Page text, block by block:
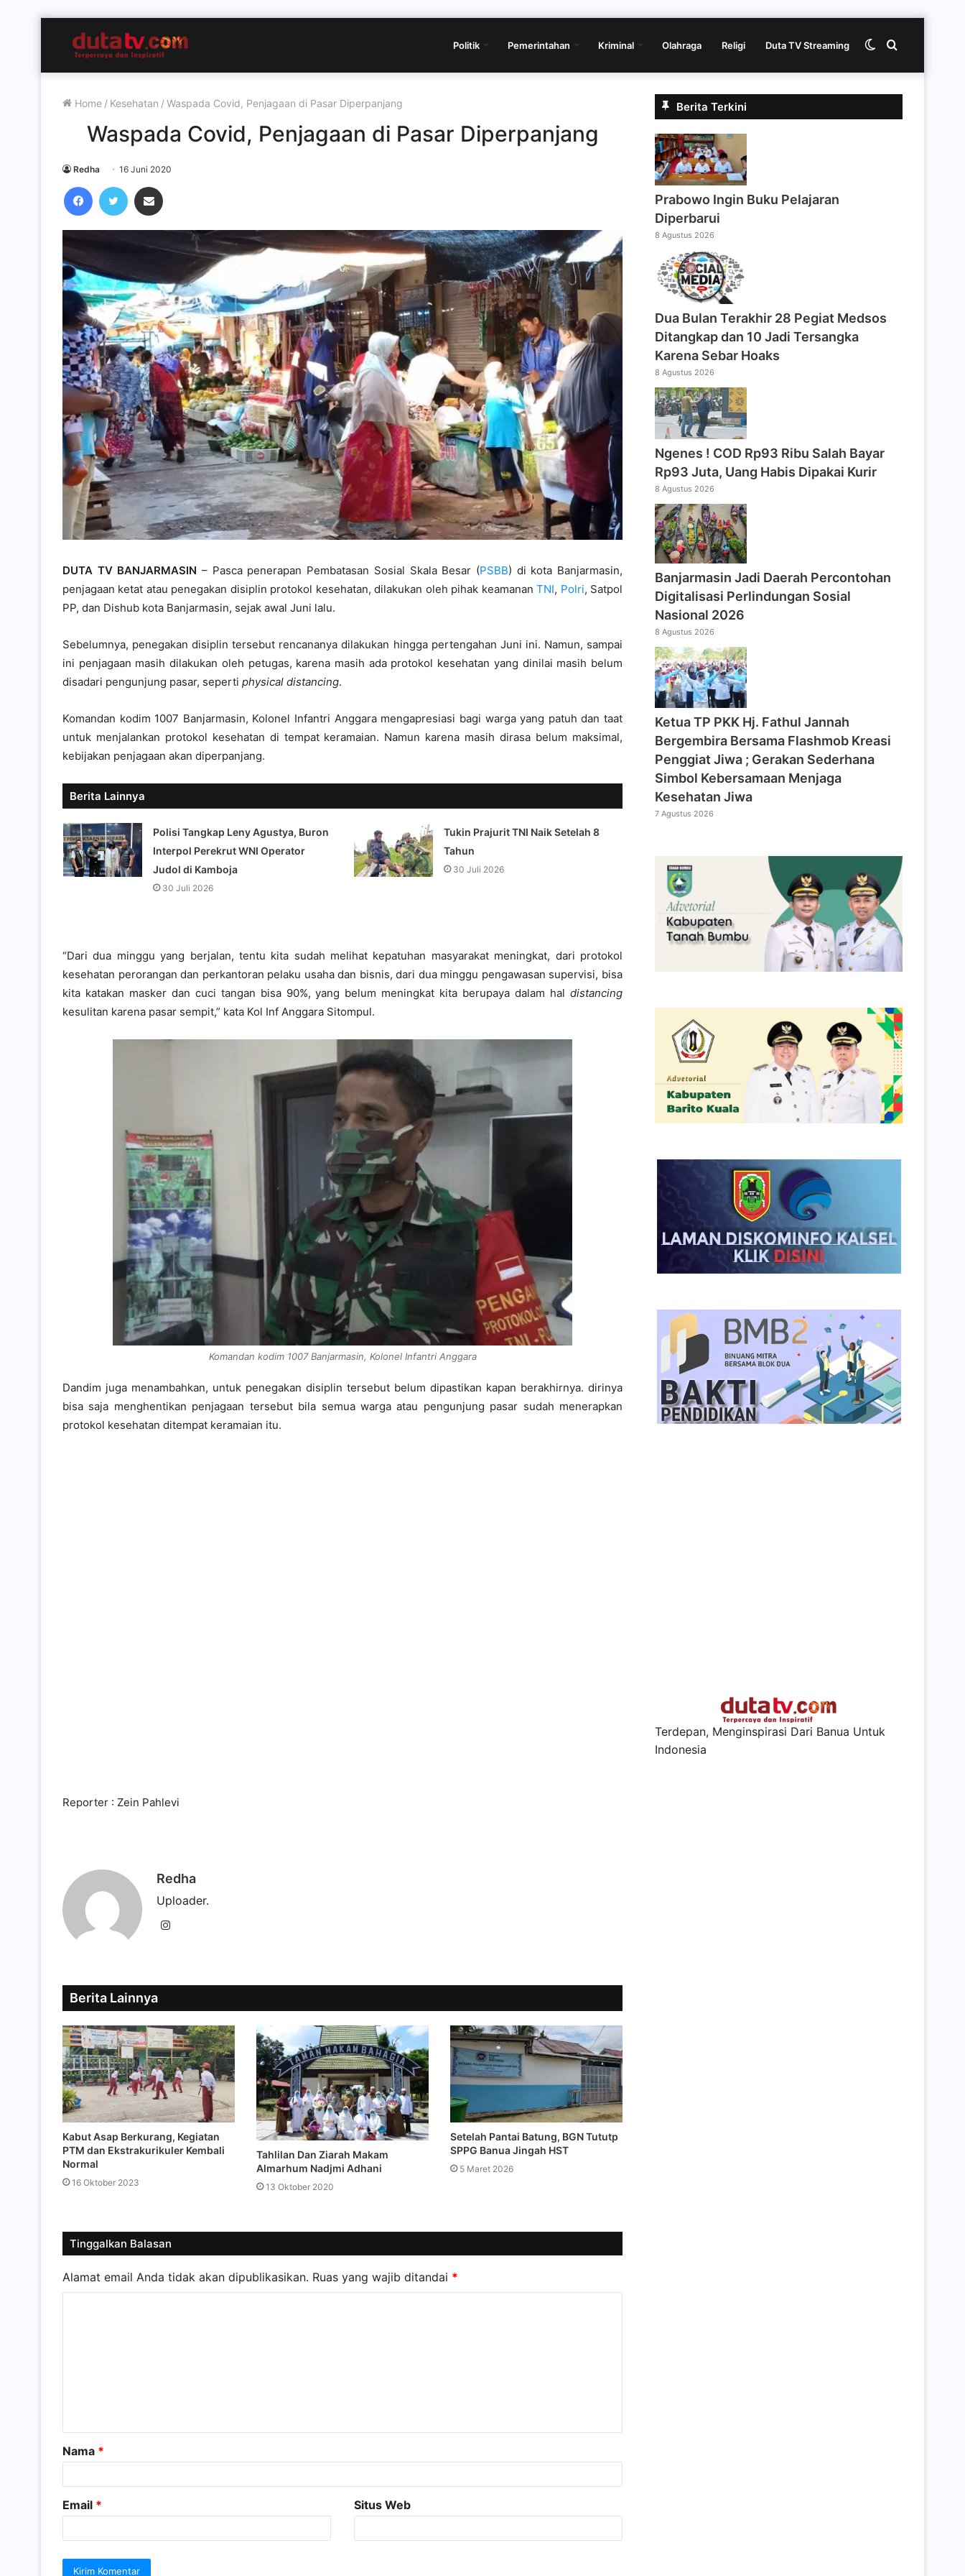
Politik Pemerintahan Kriminal Olahraga Religi Duta TV Streaming Cari
Switch
Home / Kesehatan /Waspada Covid, Penjagaan di Pasar Diperpanjang
Waspada Covid, Penjagaan di Pasar Diperpanjang
Redha 16 Juni 2020
FacebookTwitter
DUTA TV BANJARMASIN – Pasca penerapan Pembatasan Sosial Skala Besar (PSBB) di kota Banjarmasin,
penjagaan ketat atau penegakan disiplin protokol kesehatan, dilakukan oleh pihak keamananTNI, Polri, Satpol
PP, dan Dishub kota Banjarmasin, sejak awal Juni lalu.
Sebelumnya, penegakan disiplin tersebut rencananya dilakukan hingga pertengahan Juni ini. Namun, sampai
ini penjagaan masih dilakukan oleh petugas, karena masih ada protokol kesehatan yang dinilai masih belum
disadari pengunjung pasar, seperti physical distancing.
Komandan kodim 1007 Banjarmasin, Kolonel Infantri Anggara mengapresiasi bagi warga yang patuh dan taat
untuk menjalankan protokol kesehatan di tempat keramaian. Namun karena masih dirasa belum maksimal,
kebijakan penjagaan akan diperpanjang.
Berita Lainnya
Polisi Tangkap Leny Agustya, Buron
Interpol Perekrut WNI Operator
Judol di Kamboja
30 Juli 2026
Tukin Prajurit TNI Naik Setelah 8
Tahun
30 Juli 2026
“Dari dua minggu yang berjalan, tentu kita sudah melihat kepatuhan masyarakat meningkat, dari protokol
kesehatan perorangan dan perkantoran pelaku usaha dan bisnis, dari dua minggu pengawasan supervisi, bisa
kita katakan masker dan cuci tangan bisa 90%, yang belum meningkat kita berupaya dalam hal distancing
kesulitan karena pasar sempit,” kata Kol Inf Anggara Sitompul.
Komandan kodim 1007 Banjarmasin, Kolonel Infantri Anggara
Dandim juga menambahkan, untuk penegakan disiplin tersebut belum dipastikan kapan berakhirnya. dirinya
bisa saja menghentikan penjagaan tersebut bila semua warga atau pengunjung pasar sudah menerapkan
protokol kesehatan ditempat keramaian itu.
Reporter : Zein Pahlevi
Redha
Uploader.
Instagram
Berita Lainnya
Kabut Asap Berkurang, Kegiatan
PTM dan Ekstrakurikuler Kembali
Normal
16 Oktober 2023
Tahlilan Dan Ziarah Makam
Almarhum Nadjmi Adhani
13 Oktober 2020
Setelah Pantai Batung, BGN Tututp
SPPG Banua Jingah HST
5 Maret 2026
Tinggalkan Balasan
Alamat email Anda tidak akan dipublikasikan. Ruas yang wajib ditandai *
a
r
Nama *
Email * Situs Web
Berita Terkini
Prabowo Ingin Buku Pelajaran
Diperbarui
8 Agustus 2026
Dua Bulan Terakhir 28 Pegiat Medsos
Ditangkap dan 10 Jadi Tersangka
Karena Sebar Hoaks
8 Agustus 2026
Ngenes ! COD Rp93 Ribu Salah Bayar
Rp93 Juta, Uang Habis Dipakai Kurir
8 Agustus 2026
Banjarmasin Jadi Daerah Percontohan
Digitalisasi Perlindungan Sosial
Nasional 2026
8 Agustus 2026
‎Ketua TP PKK Hj. Fathul Jannah
Bergembira Bersama Flashmob Kreasi
Penggiat Jiwa ; Gerakan Sederhana
Simbol Kebersamaan Menjaga
Kesehatan Jiwa
7 Agustus 2026
Terdepan, Menginspirasi Dari Banua Untuk
Indonesia